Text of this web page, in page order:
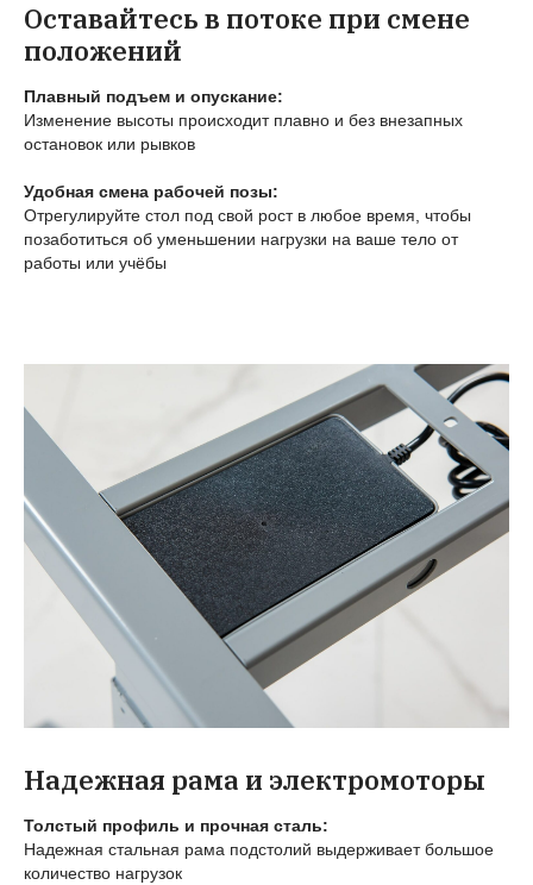
Оставайтесь в потоке при смене
положений
Плавный подъем и опускание:
Изменение высоты происходит плавно и без внезапных
остановок или рывков
Удобная смена рабочей позы:
Отрегулируйте стол под свой рост в любое время, чтобы
позаботиться об уменьшении нагрузки на ваше тело от
работы или учёбы
Надежная рама и электромоторы
Толстый профиль и прочная сталь:
Надежная стальная рама подстолий выдерживает большое
количество нагрузок